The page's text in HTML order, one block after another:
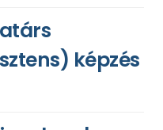
képzés